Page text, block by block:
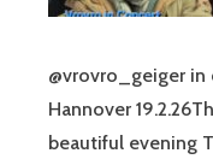
@vrovro_geiger in
Hannover
beautiful evening